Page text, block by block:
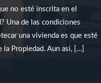
no esté inscrita en el
Una de las condiciones
una vivienda es que esté
Propiedad. Aun así, […]